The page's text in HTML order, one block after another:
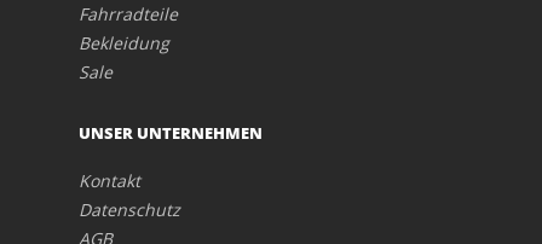
Fahrradteile
Bekleidung
Sale
UNSER UNTERNEHMEN
Kontakt
Datenschutz
AGB